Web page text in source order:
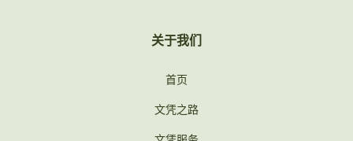
关于我们
首页
文凭之路